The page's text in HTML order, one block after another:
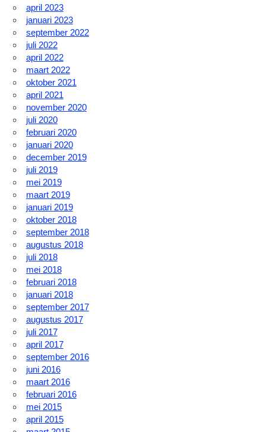
april 2023
januari 2023
september 2022
juli 2022
april 2022
maart 2022
oktober 2021
april 2021
november 2020
juli 2020
februari 2020
januari 2020
december 2019
juli 2019
mei 2019
maart 2019
januari 2019
oktober 2018
september 2018
augustus 2018
juli 2018
mei 2018
februari 2018
januari 2018
september 2017
augustus 2017
juli 2017
april 2017
september 2016
juni 2016
maart 2016
februari 2016
mei 2015
april 2015